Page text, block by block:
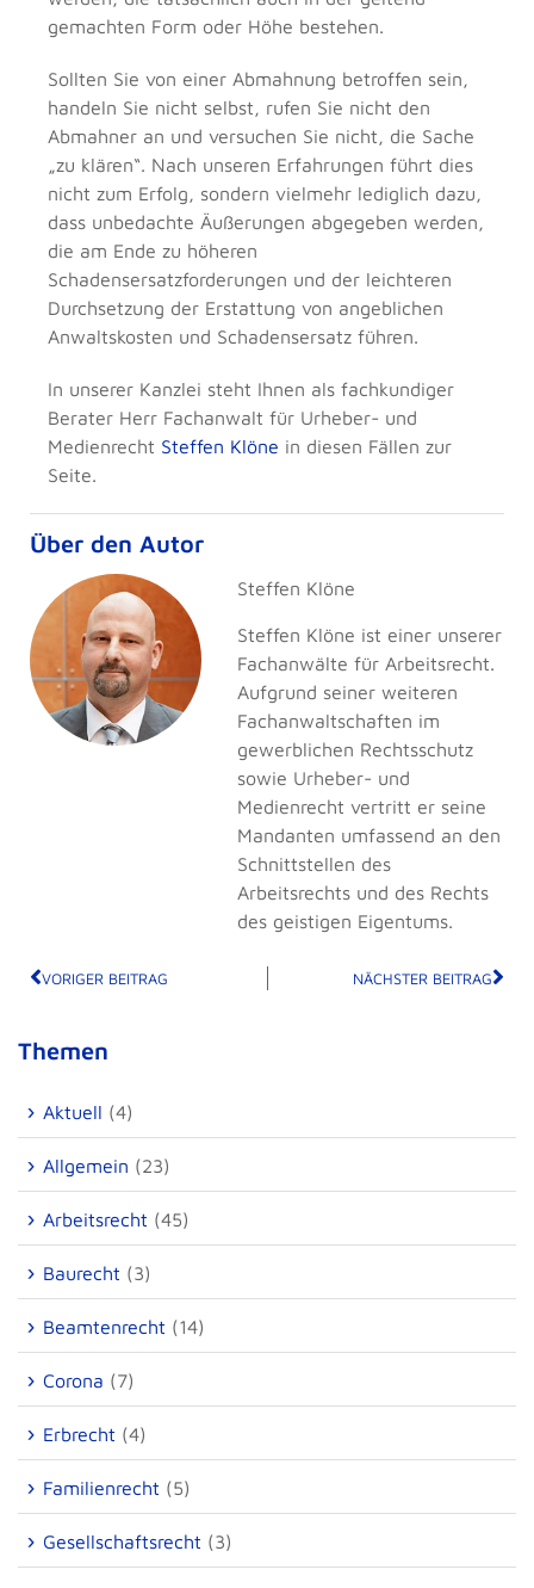
gemachten Form oder Höhe bestehen.
Sollten Sie von einer Abmahnung betroffen sein,
handeln Sie nicht selbst, rufen Sie nicht den
Abmahner an und versuchen Sie nicht, die Sache
„zu klären“. Nach unseren Erfahrungen führt dies
nicht zum Erfolg, sondern vielmehr lediglich dazu,
dass unbedachte Äußerungen abgegeben werden,
die am Ende zu höheren
Schadensersatzforderungen und der leichteren
Durchsetzung der Erstattung von angeblichen
Anwaltskosten und Schadensersatz führen.
In unserer Kanzlei steht Ihnen als fachkundiger
Berater Herr Fachanwalt für Urheber- und
Medienrecht Steffen Klöne in diesen Fällen zur
Seite.
Über den Autor
Steffen Klöne
Steffen Klöne ist einer unserer
Fachanwälte für Arbeitsrecht.
Aufgrund seiner weiteren
Fachanwaltschaften im
gewerblichen Rechtsschutz
sowie Urheber- und
Medienrecht vertritt er seine
Mandanten umfassend an den
Schnittstellen des
Arbeitsrechts und des Rechts
des geistigen Eigentums.
VORIGER BEITRAG NÄCHSTER BEITRAG
Themen
Aktuell (4)
Allgemein (23)
Arbeitsrecht (45)
Baurecht (3)
Beamtenrecht (14)
Corona (7)
Erbrecht (4)
Familienrecht (5)
Gesellschaftsrecht (3)